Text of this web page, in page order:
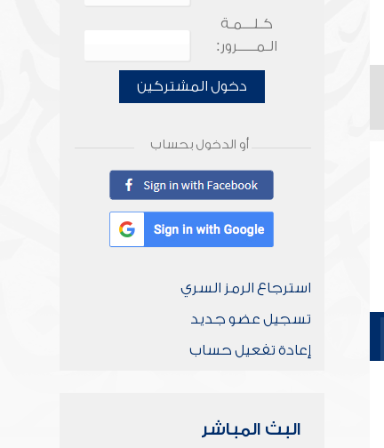
كـلـــمـة
الـمـــــرور:
دخول المشتركين
أو الدخول بحساب
استرجاع الرمز السري
تسجيل عضو جديد
إعادة تفعيل حساب
البث المباشر